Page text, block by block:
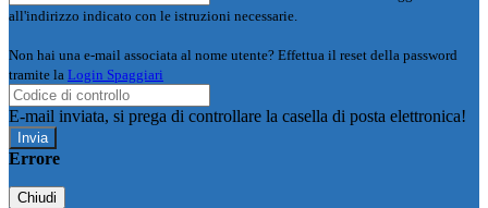
all'indirizzo indicato con le istruzioni necessarie.
Non hai una e-mail associata al nome utente? Effettua il reset della password
tramite la Login Spaggiari
E-mail inviata, si prega di controllare la casella di posta elettronica!
Errore
Chiudi